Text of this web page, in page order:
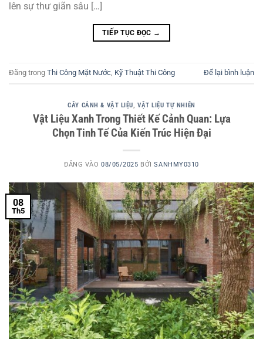
lên sự thư giãn sâu […]
TIẾP TỤC ĐỌC →
Đăng trong Thi Công Mặt Nước, Kỹ Thuật Thi Công Để lại bình luận
CÂY CẢNH & VẬT LIỆU,VẬT LIỆU TỰ NHIÊN
Vật Liệu Xanh Trong Thiết Kế Cảnh Quan: Lựa
Chọn Tinh Tế Của Kiến Trúc Hiện Đại
ĐĂNG VÀO 08/05/2025 BỞISANHMY0310
08
Th5